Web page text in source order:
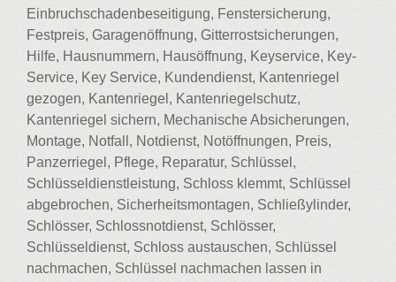
Einbruchschadenbeseitigung, Fenstersicherung,
Festpreis, Garagenöffnung, Gitterrostsicherungen,
Hilfe, Hausnummern, Hausöffnung, Keyservice, Key-
Service, Key Service, Kundendienst, Kantenriegel
gezogen, Kantenriegel, Kantenriegelschutz,
Kantenriegel sichern, Mechanische Absicherungen,
Montage, Notfall, Notdienst, Notöffnungen, Preis,
Panzerriegel, Pflege, Reparatur, Schlüssel,
Schlüsseldienstleistung, Schloss klemmt, Schlüssel
abgebrochen, Sicherheitsmontagen, Schließylinder,
Schlösser, Schlossnotdienst, Schlösser,
Schlüsseldienst, Schloss austauschen, Schlüssel
nachmachen, Schlüssel nachmachen lassen in